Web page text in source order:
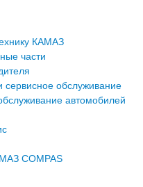
КАМАЗ
части
обслуживание
автомобилей
COMPAS